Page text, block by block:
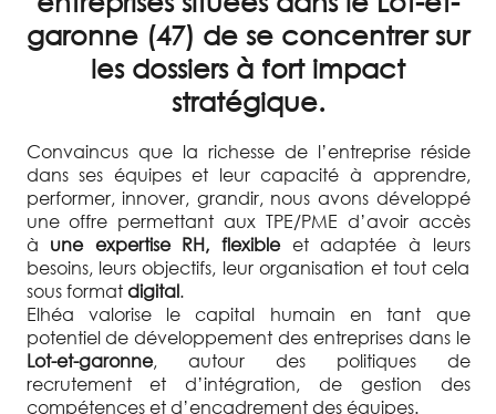
garonne (47) de se concentrer sur
les dossiers à fort impact
stratégique.
Convaincus que la richesse de l’entreprise réside
dans ses équipes et leur capacité à apprendre,
performer, innover, grandir, nous avons développé
une offre permettant aux TPE/PME d’avoir accès
à une expertise RH, flexibleet adaptée à leurs
besoins, leurs objectifs, leur organisation et tout cela
sous formatdigital.
Elhéa valorise le capital humain en tant que
potentiel de développement des entreprises dans le
Lot-et-garonne, autour des politiques de
recrutement et d’intégration, de gestion des
compétences et d’encadrement des équipes.